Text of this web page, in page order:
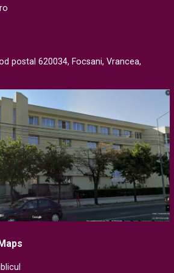
postal 620034, Focsani, Vrancea,